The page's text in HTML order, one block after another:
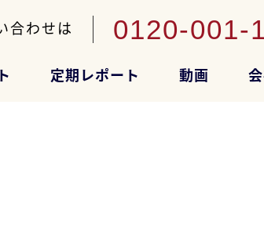
合わせは 0120-001-
定期レポート 動画